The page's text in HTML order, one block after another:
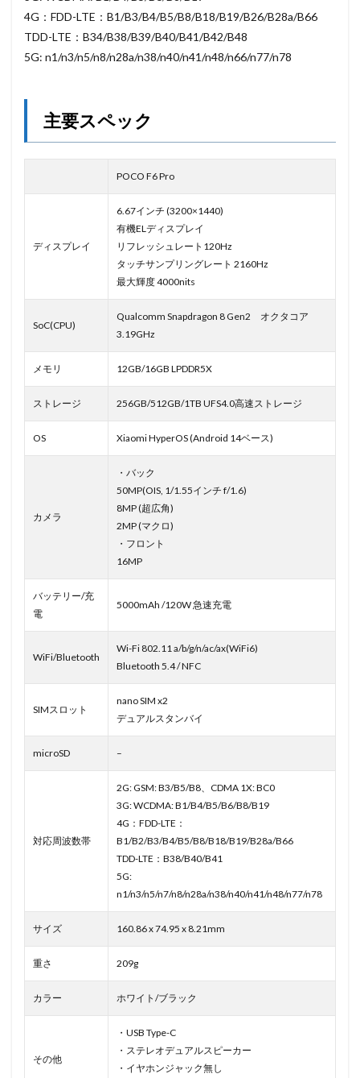
4G：FDD-LTE：B1/B3/B4/B5/B8/B18/B19/B26/B28a/B66
TDD-LTE：B34/B38/B39/B40/B41/B42/B48
5G: n1/n3/n5/n8/n28a/n38/n40/n41/n48/n66/n77/n78
主要スペック
POCO F6 Pro
ディスプレイ
6.67インチ (3200×1440)
有機ELディスプレイ
リフレッシュレート120Hz
タッチサンプリングレート 2160Hz
最大輝度 4000nits
SoC(CPU)
Qualcomm Snapdragon 8 Gen2 オクタコア
3.19GHz
メモリ 12GB/16GB LPDDR5X
ストレージ 256GB/512GB/1TB UFS4.0高速ストレージ
OS Xiaomi HyperOS (Android 14ベース)
カメラ
・バック
50MP(OIS, 1/1.55インチ f/1.6)
8MP (超広角)
2MP (マクロ)
・フロント
16MP
バッテリー/充
電
5000mAh /120W 急速充電
WiFi/Bluetooth
Wi-Fi 802.11 a/b/g/n/ac/ax(WiFi6)
Bluetooth 5.4 / NFC
SIMスロット
nano SIM x2
デュアルスタンバイ
microSD –
対応周波数帯
2G: GSM: B3/B5/B8、CDMA 1X: BC0
3G: WCDMA: B1/B4/B5/B6/B8/B19
4G：FDD-LTE：
B1/B2/B3/B4/B5/B8/B18/B19/B28a/B66
TDD-LTE：B38/B40/B41
5G:
n1/n3/n5/n7/n8/n28a/n38/n40/n41/n48/n77/n78
サイズ 160.86 x 74.95 x 8.21mm
重さ 209g
カラー ホワイト/ブラック
その他
・USB Type-C
・ステレオデュアルスピーカー
・イヤホンジャック無し